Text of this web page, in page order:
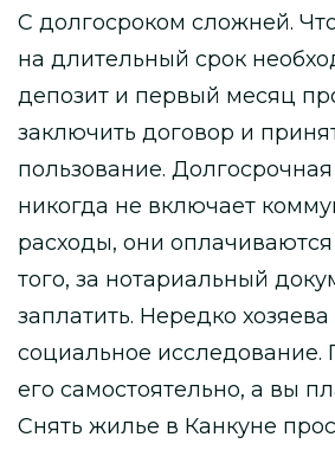
С долгосроком сложней.
на длительный срок
депозит и первый месяц
заключить договор и
пользование. Долгосрочная
никогда не включает
расходы, они
того, за нотариальный
заплатить. Нередко
социальное исследование.
его самостоятельно, а вы
Снять жилье в Канкуне